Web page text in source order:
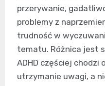
przerywanie,
problemy z
trudność w
tematu. Różnica jest
ADHD częściej chodzi o
utrzymanie uwagi, a